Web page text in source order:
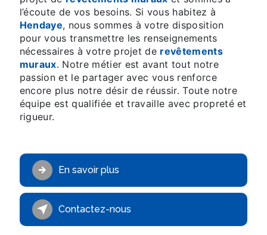
l’écoute de vos besoins. Si vous habitez à
Hendaye, nous sommes à votre disposition
pour vous transmettre les renseignements
nécessaires à votre projet de revêtements
muraux. Notre métier est avant tout notre
passion et le partager avec vous renforce
encore plus notre désir de réussir. Toute notre
équipe est qualifiée et travaille avec propreté et
rigueur.
En savoir plus
Contactez-nous